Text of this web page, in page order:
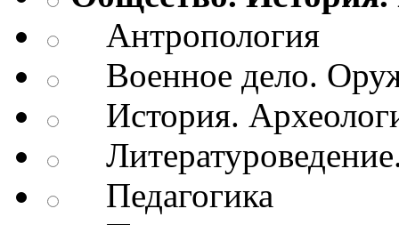
Антропология
Военное дело.
История.
Педагогика